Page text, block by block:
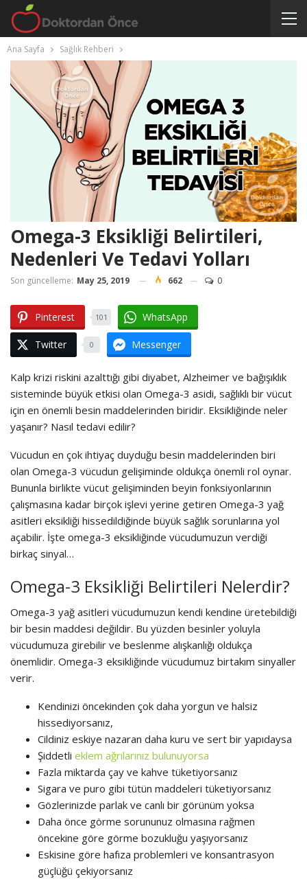
Ana Sayfa Sağlık Rehberi
Omega-3 Eksikliği Belirtileri,
Nedenleri Ve Tedavi Yolları
Son güncelleme: May 25, 2019 662 0
Pinterest 101 WhatsApp
Twitter 0 Messenger
Kalp krizi riskini azalttığı gibi diyabet, Alzheimer ve bağışıklık
sisteminde büyük etkisi olan Omega-3 asidi, sağlıklı bir vücut
için en önemli besin maddelerinden biridir. Eksikliğinde neler
yaşanır? Nasıl tedavi edilir?
Vücudun en çok ihtiyaç duyduğu besin maddelerinden biri
olan Omega-3 vücudun gelişiminde oldukça önemli rol oynar.
Bununla birlikte vücut gelişiminden beyin fonksiyonlarının
çalışmasına kadar birçok işlevi yerine getiren Omega-3 yağ
asitleri eksikliği hissedildiğinde büyük sağlık sorunlarına yol
açabilir. İşte omega-3 eksikliğinde vücudumuzun verdiği
birkaç sinyal…
Omega-3 Eksikliği Belirtileri Nelerdir?
Omega-3 yağ asitleri vücudumuzun kendi kendine üretebildiği
bir besin maddesi değildir. Bu yüzden besinler yoluyla
vücudumuza girebilir ve beslenme alışkanlığı oldukça
önemlidir. Omega-3 eksikliğinde vücudumuz birtakım sinyaller
verir.
Kendinizi öncekinden çok daha yorgun ve halsiz
hissediyorsanız,
Cildiniz eskiye nazaran daha kuru ve sert bir yapıdaysa
Şiddetli eklem ağrılarınız bulunuyorsa
Fazla miktarda çay ve kahve tüketiyorsanız
Sigara ve puro gibi tütün maddeleri tüketiyorsanız
Gözlerinizde parlak ve canlı bir görünüm yoksa
Daha önce görme sorununuz olmasına rağmen
öncekine göre görme bozukluğu yaşıyorsanız
Eskisine göre hafıza problemleri ve konsantrasyon
güçlüğü çekiyorsanız